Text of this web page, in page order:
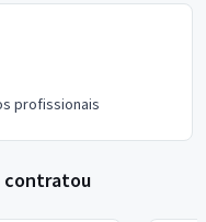
profissionais
contratou